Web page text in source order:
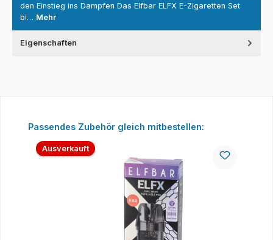
den Einstieg ins Dampfen Das Elfbar ELFX E-Zigaretten Set
bi… Mehr
Eigenschaften
Produktgalerie überspringen
Passendes Zubehör gleich mitbestellen:
Ausverkauft